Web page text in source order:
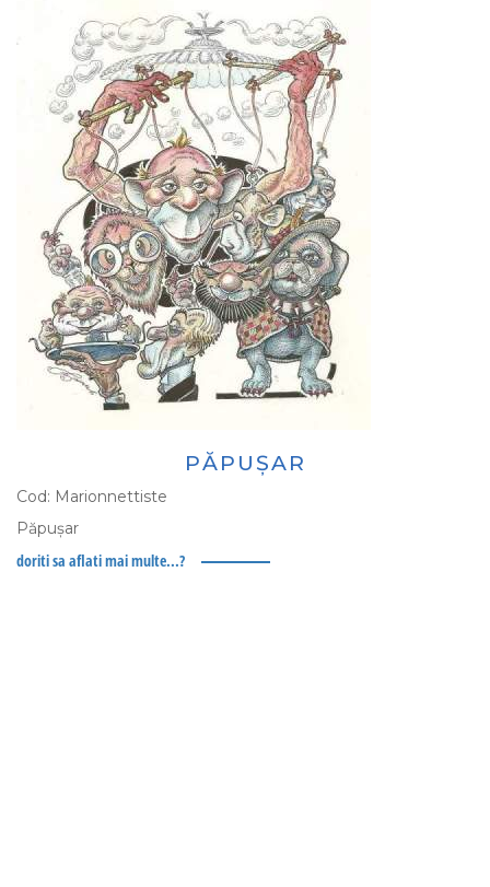
PĂPUȘAR
Cod: Marionnettiste
Păpușar
doriti sa aflati mai multe...?